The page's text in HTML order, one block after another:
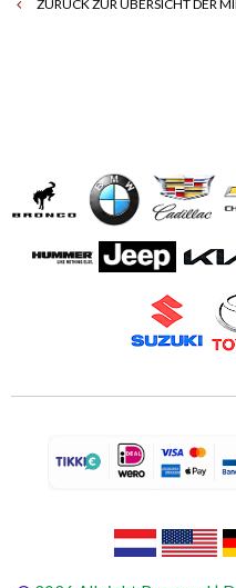
ZURÜCK ZUR ÜBERSICHT DER